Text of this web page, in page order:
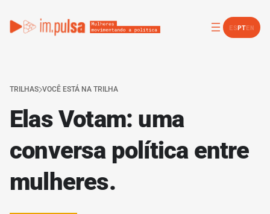
ESPTEN
TRILHAS VOCÊ ESTÁ NA TRILHA
Elas Votam: uma
conversa política entre
mulheres.